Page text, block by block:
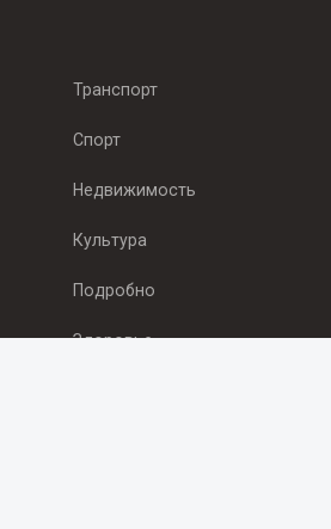
Транспорт
Спорт
Недвижимость
Культура
Подробно
Здоровье